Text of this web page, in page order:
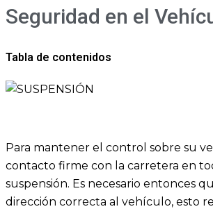
Seguridad en el
Tabla de contenidos
Para mantener el control sobre su
contacto firme con la carretera en
suspensión. Es necesario entonces
dirección correcta al vehículo, esto